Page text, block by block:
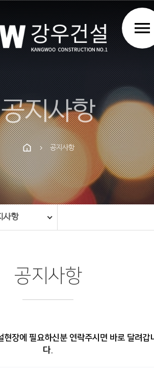
PrevNext
menu
공지사항
chevron_right 공지사항
사항
공지사항
현장에 필요하신분 연락주시면 바로 달려갑
다.